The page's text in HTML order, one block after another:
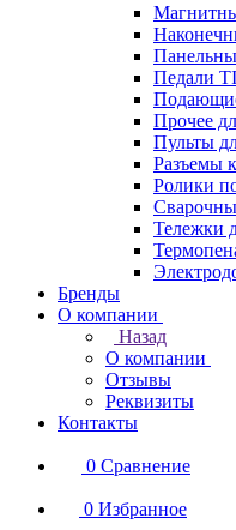
Педали
Прочее
Пульты
Разъемы
Ролики
Тележки
Бренды
О компании
Назад
О компании
Отзывы
Реквизиты
Контакты
0 Сравнение
0 Избранное